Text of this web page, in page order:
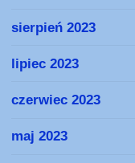
sierpień 2023
lipiec 2023
czerwiec 2023
maj 2023